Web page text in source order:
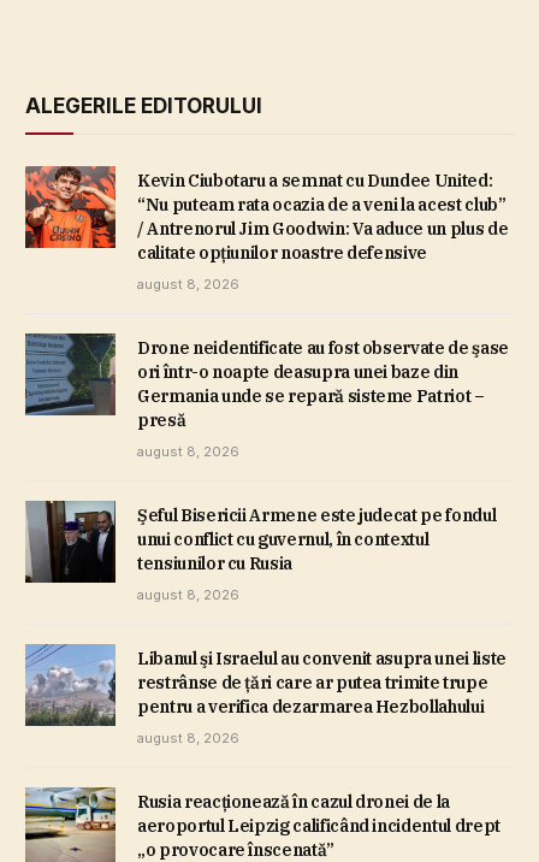
ALEGERILE EDITORULUI
Kevin Ciubotaru a semnat cu Dundee United:
“Nu puteam rata ocazia de a veni la acest club”
/ Antrenorul Jim Goodwin: Va aduce un plus de
calitate opţiunilor noastre defensive
august 8, 2026
Drone neidentificate au fost observate de şase
ori într-o noapte deasupra unei baze din
Germania unde se repară sisteme Patriot –
presă
august 8, 2026
Şeful Bisericii Armene este judecat pe fondul
unui conflict cu guvernul, în contextul
tensiunilor cu Rusia
august 8, 2026
Libanul şi Israelul au convenit asupra unei liste
restrânse de ţări care ar putea trimite trupe
pentru a verifica dezarmarea Hezbollahului
august 8, 2026
Rusia reacţionează în cazul dronei de la
aeroportul Leipzig calificând incidentul drept
„o provocare înscenată”